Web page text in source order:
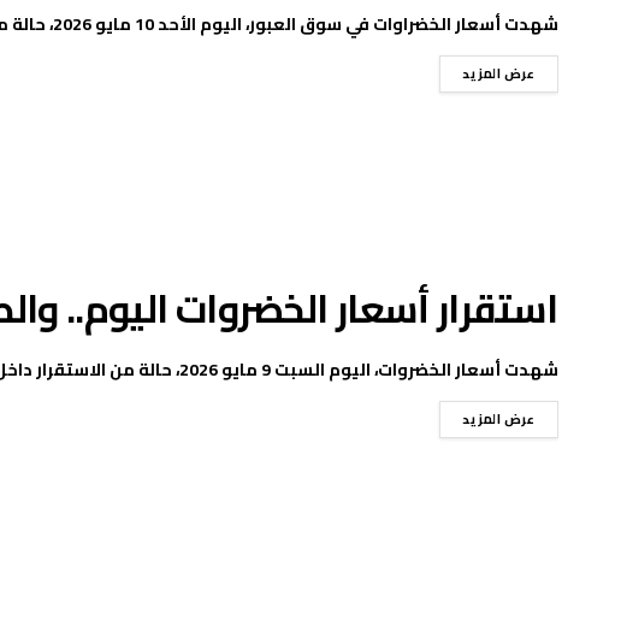
شهدت أسعار الخضراوات في سوق العبور، اليوم الأحد 10 مايو 2026، حالة من التباين بين الارتفاع ...
عرض المزيد
استقرار أسعار الخضروات اليوم.. والطماطم
شهدت أسعار الخضروات، اليوم السبت 9 مايو 2026، حالة من الاستقرار داخل الأسواق المصرية، مع تراجع ...
عرض المزيد